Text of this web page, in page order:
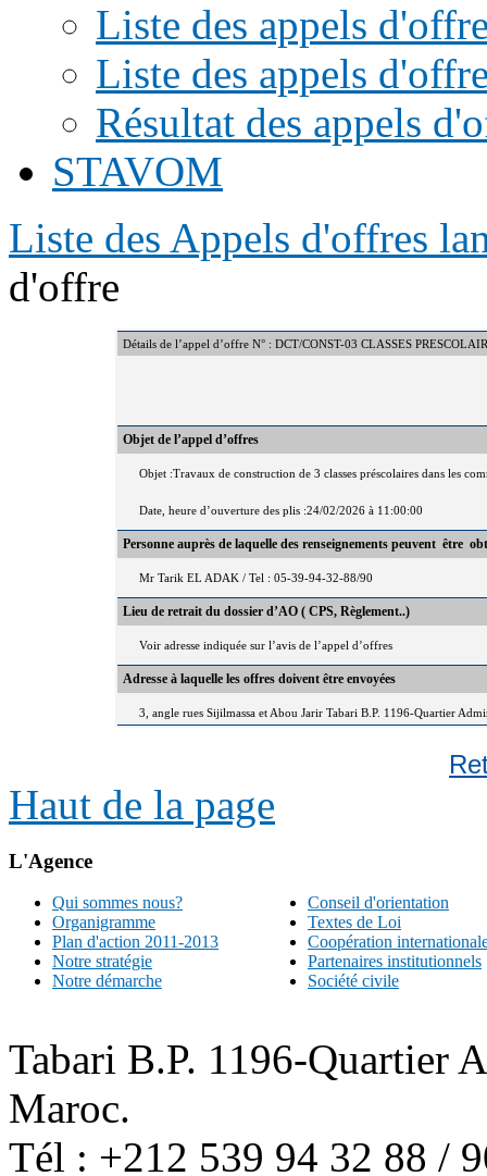
Liste des appels
Liste des appels
Résultat des appels
STAVOM
Liste des Appels d'offres
d'offre
Détails de l’appel d’offre N° : DCT/CONST-03 CLASSES
Objet de l’appel d’offres
Objet :Travaux de construction de 3 classes préscolaires dans les
Date, heure d’ouverture des plis :24/02/2026 à 11:00:00
Personne auprès de laquelle des renseignements peuvent être
Mr Tarik EL ADAK / Tel : 05-39-94-32-88/90
Lieu de retrait du dossier d’AO ( CPS, Règlement..)
Voir adresse indiquée sur l’avis de l’appel d’offres
Adresse à laquelle les offres doivent être envoyées
3, angle rues Sijilmassa et Abou Jarir Tabari B.P. 1196-Quartier
Haut de la page
L'Agence
Qui sommes nous?
Organigramme
Plan d'action 2011-2013
Notre stratégie
Notre démarche
Conseil d'orientation
Textes de Loi
Coopération
Partenaires institutionnels
Société civile
Tabari B.P. 1196-Quartier
Maroc.
Tél : +212 539 94 32 88 /